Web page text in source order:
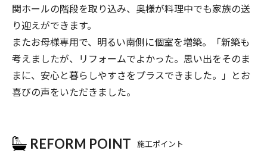
関ホールの階段を取り込み、奥様が料理中でも家族の送
り迎えができます。
またお母様専用で、明るい南側に個室を増築。「新築も
考えましたが、リフォームでよかった。思い出をそのま
まに、安心と暮らしやすさをプラスできました。」とお
喜びの声をいただきました。
REFORM POINT 施工ポイント